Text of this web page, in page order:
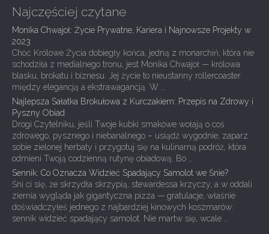
Najczęściej czytane
Monika Chwajoł: Życie Prywatne, Kariera i Najnowsze Projekty w
2023
Choć Królowe Życia dobiegły końca, jedną z monarchiń, która nie
schodziła z medialnego tronu, jest Monika Chwajoł — królowa
blasku, brokatu i biznesu. Jej życie to nieustanny rollercoaster
między elegancją a ekstrawagancją. W …
Najlepsza Sałatka Brokułowa z Kurczakiem: Przepis na Zdrowy i
Pyszny Obiad
Drogi Czytelniku, jeśli Twoje kubki smakowe wołają o coś
zdrowego, pysznego i niebanalnego – usiądź wygodnie, zaparz
sobie zielonej herbaty i przygotuj się na kulinarną podróż, która
odmieni Twoją codzienną rutynę obiadową. Bo …
Sennik: Co Oznacza Widzieć Spadający Samolot we Śnie?
Śni ci się, że skrzydła skrzypią, stewardessa krzyczy, a w oddali
ziemia wygląda jak gigantyczna pizza — gratulacje, właśnie
doświadczyłeś jednego z najbardziej kinowych koszmarów:
sennik widzieć spadający samolot. Nie martw się, wcale …